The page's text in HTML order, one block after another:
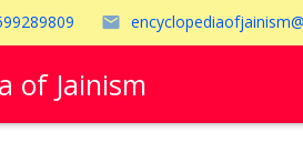
of Jainism